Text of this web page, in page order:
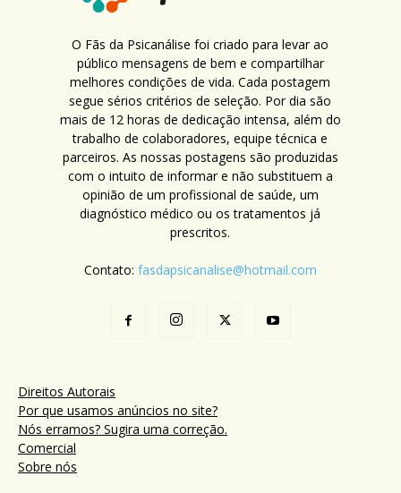
O Fãs da Psicanálise foi criado para levar ao
público mensagens de bem e compartilhar
melhores condições de vida. Cada postagem
segue sérios critérios de seleção. Por dia são
mais de 12 horas de dedicação intensa, além do
trabalho de colaboradores, equipe técnica e
parceiros. As nossas postagens são produzidas
com o intuito de informar e não substituem a
opinião de um profissional de saúde, um
diagnóstico médico ou os tratamentos já
prescritos.
Contato: fasdapsicanalise@hotmail.com
Direitos Autorais
Por que usamos anúncios no site?
Nós erramos? Sugira uma correção.
Comercial
Sobre nós